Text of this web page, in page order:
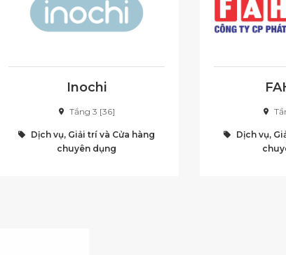
Inochi
Tầng 3 [36]
Dịch vụ, Giải trí và Cửa hàng
chuyên dụng
Dịch vụ,